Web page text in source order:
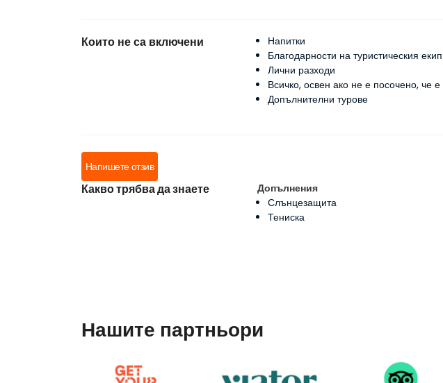
Които не са включени
Напитки
Благодарности на туристическия екип
Лични разходи
Всичко, освен ако не е посочено, че
Допълнителни турове
Напишете отзив
Какво трябва да знаете
Допълнения
Слънцезащита
Тениска
Нашите партньори